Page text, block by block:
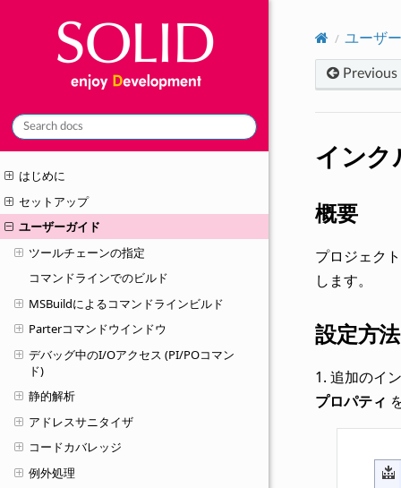
はじめに
セットアップ
ユーザーガイド
ツールチェーンの指定
コマンドラインでのビルド
MSBuildによるコマンドラインビルド
Parterコマンドウインドウ
デバッグ中のI/Oアクセス (PI/POコマン
ド)
静的解析
アドレスサニタイザ
コードカバレッジ
例外処理
ユーザ
Previous
インク
概要
プロジェク
します。
設定方法
1. 追加のイ
プロパティ